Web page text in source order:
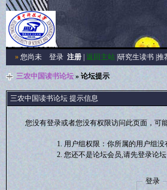
»您尚未 登录 注册| 返回主站| 研究生读书| 推
三农中国读书论坛» 论坛提示
三农中国读书论坛 提示信息
您没有登录或者您没有权限访问此页面，可
用户组权限：你所属的用户组
您还不是论坛会员,请先登录论坛
登录